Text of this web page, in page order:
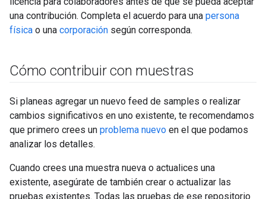
una contribución. Completa el acuerdo para una persona
física o una corporación según corresponda.
Cómo contribuir con muestras
Si planeas agregar un nuevo feed de samples o realizar
cambios significativos en uno existente, te recomendamos
que primero crees un problema nuevo en el que podamos
analizar los detalles.
Cuando crees una muestra nueva o actualices una
existente, asegúrate de también crear o actualizar las
pruebas existentes. Todas las pruebas de ese repositorio